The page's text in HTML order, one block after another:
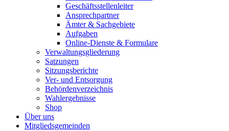
Geschäftsstellenleiter
Ansprechpartner
Ämter & Sachgebiete
Aufgaben
Online-Dienste & Formulare
Verwaltungsgliederung
Satzungen
Sitzungsberichte
Ver- und Entsorgung
Behördenverzeichnis
Wahlergebnisse
Shop
Über uns
Mitgliedsgemeinden